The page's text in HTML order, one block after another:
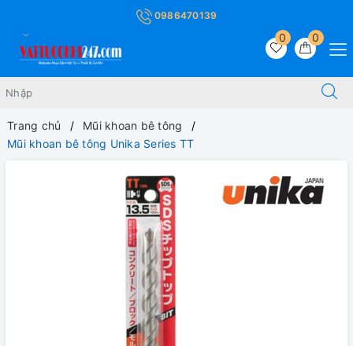
0986470139
0
0
Trang chủ
Mũi khoan bê tông
Mũi khoan bê tông Unika Series TT